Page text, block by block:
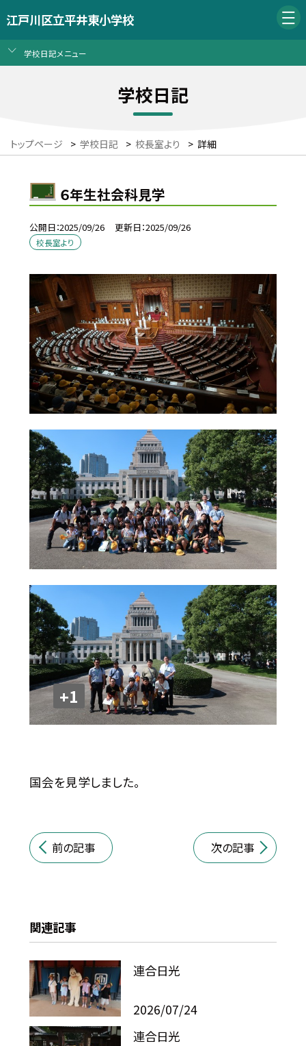
江戸川区立平井東小学校
学校日記メニュー
学校日記
トップページ > 学校日記 > 校長室より > 詳細
６年生社会科見学
公開日 2025/09/26 更新日 2025/09/26
校長室より
+1
国会を見学しました。
前の記事 次の記事
関連記事
連合日光
2026/07/24
連合日光